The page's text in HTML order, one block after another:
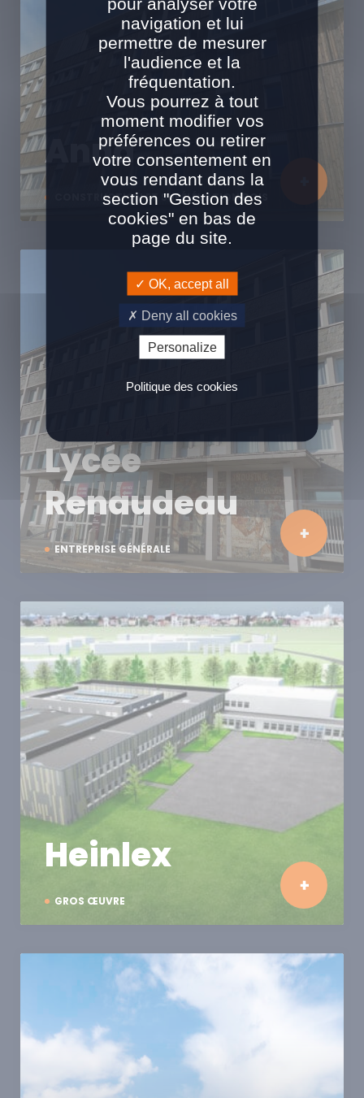
CONSTRUCTION ET SURÉLÉVATION BOIS
Anna
ENTREPRISE GÉNÉRALE
Lycée
Renaudeau
GROS ŒUVRE
Heinlex
navigation et lui
permettre de mesurer
l'audience et la
fréquentation.
Vous pourrez à tout
moment modifier vos
préférences ou retirer
votre consentement en
vous rendant dans la
section "Gestion des
cookies" en bas de
page du site.
OK, accept all
Deny all cookies
Personalize
Politique des cookies